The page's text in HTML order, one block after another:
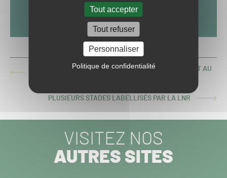
Tout accepter
Tout refuser
Personnaliser
Politique de confidentialité
ARTICLE
GUY TALPE ET SON COMBAT CONTRE LE DOLLAR SPOT AU
ARTICLE
PLUSIEURS STADES LABELLISÉS PAR LA LNR
VISITEZ NOS
AUTRES SITES